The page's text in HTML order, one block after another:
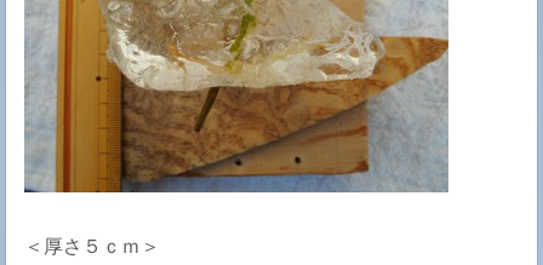
＜厚さ５ｃｍ＞